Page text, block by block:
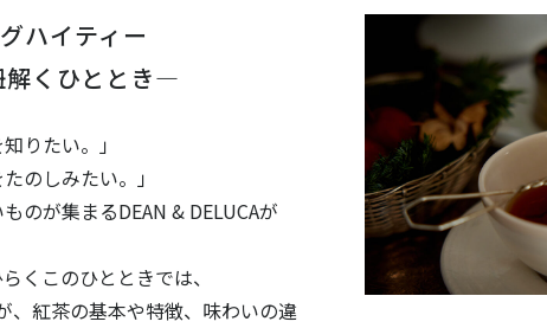
ハイティー
くひととき―
りたい。」
のしみたい。」
のが集まるDEAN & DELUCAが
くこのひとときでは、
、紅茶の基本や特徴、味わいの違